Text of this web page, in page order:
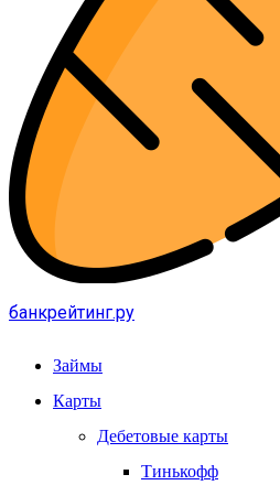
банкрейтинг.ру
Займы
Карты
Дебетовые карты
Тинькофф